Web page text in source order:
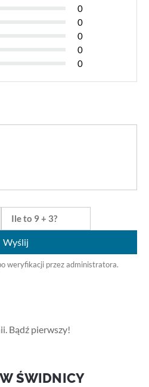
0
0
0
0
0
Wyślij
weryfikacji przez administratora.
Bądź pierwszy!
ŚWIDNICY